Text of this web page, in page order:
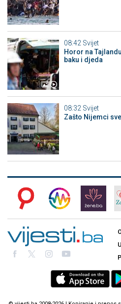
08:42 Svijet
Horor na
baku i djeda
08:32 Svijet
Zašto Nijemci